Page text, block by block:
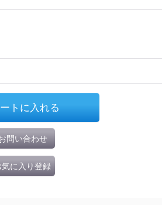
トに入れる
問い合わせ
気に入り登録